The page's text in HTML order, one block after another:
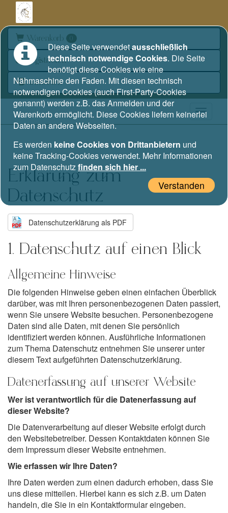
Warenkorb 0
Registrieren
Anmelden
Erklärung zum
Datenschutz
Datenschutzerklärung als PDF
1. Datenschutz auf einen Blick
Allgemeine Hinweise
Die folgenden Hinweise geben einen einfachen Überblick
darüber, was mit Ihren personenbezogenen Daten passiert,
wenn Sie unsere Website besuchen. Personenbezogene
Daten sind alle Daten, mit denen Sie persönlich
identifiziert werden können. Ausführliche Informationen
zum Thema Datenschutz entnehmen Sie unserer unter
diesem Text aufgeführten Datenschutzerklärung.
Datenerfassung auf unserer Website
Wer ist verantwortlich für die Datenerfassung auf
dieser Website?
Die Datenverarbeitung auf dieser Website erfolgt durch
den Websitebetreiber. Dessen Kontaktdaten können Sie
dem Impressum dieser Website entnehmen.
Wie erfassen wir Ihre Daten?
Ihre Daten werden zum einen dadurch erhoben, dass Sie
uns diese mitteilen. Hierbei kann es sich z.B. um Daten
handeln, die Sie in ein Kontaktformular eingeben.
Diese Seite verwendetausschließlich
technisch notwendige Cookies. Die Seite
benötigt diese Cookies wie eine
Nähmaschine den Faden. Mit diesen technisch
notwendigen Cookies (auch First-Party-Cookies
genannt) werden z.B. das Anmelden und der
Warenkorb ermöglicht. Diese Cookies liefern keinerlei
Daten an andere Webseiten.
Es werden keine Cookies von Drittanbietern und
keine Tracking-Cookies verwendet. Mehr Informationen
zum Datenschutzfinden sich hier ...
Verstanden